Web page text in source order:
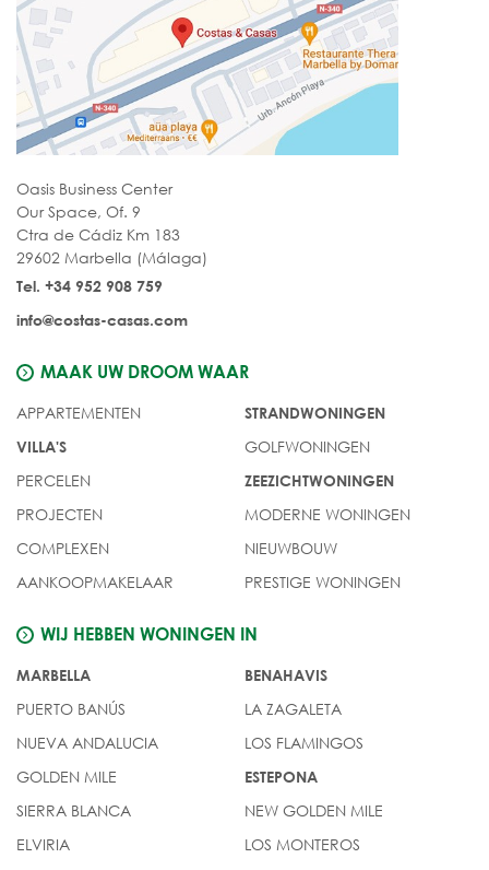
Oasis Business Center
Our Space, Of. 9
Ctra de Cádiz Km 183
29602 Marbella (Málaga)
Tel. +34 952 908 759
info@costas-casas.com
MAAK UW DROOM WAAR
APPARTEMENTEN
VILLA'S
PERCELEN
PROJECTEN
COMPLEXEN
AANKOOPMAKELAAR
STRANDWONINGEN
GOLFWONINGEN
ZEEZICHTWONINGEN
MODERNE WONINGEN
NIEUWBOUW
PRESTIGE WONINGEN
WIJ HEBBEN WONINGEN IN
MARBELLA
PUERTO BANÚS
NUEVA ANDALUCIA
GOLDEN MILE
SIERRA BLANCA
ELVIRIA
BENAHAVIS
LA ZAGALETA
LOS FLAMINGOS
ESTEPONA
NEW GOLDEN MILE
LOS MONTEROS